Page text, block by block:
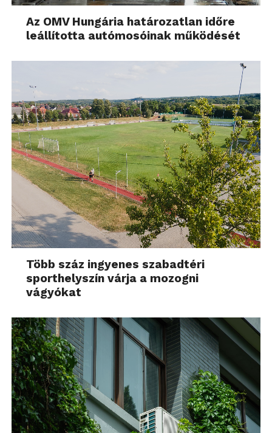
Az OMV Hungária határozatlan időre
leállította autómosóinak működését
Több száz ingyenes szabadtéri
sporthelyszín várja a mozogni
vágyókat